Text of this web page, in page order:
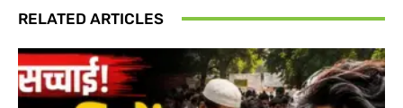
RELATED ARTICLES